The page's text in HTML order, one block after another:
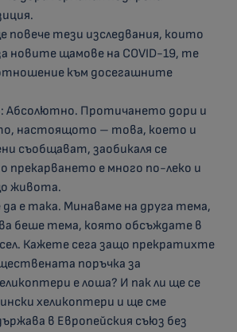
повече тези изследвания, които
новите щамове на COVID-19, те
към досегашните
: Абсолютно. Протичането дори и
настоящото – това, което и
съобщават, заобикаля се
прекарването е много по-леко и
живота.
да е така. Минаваме на друга тема,
беше тема, която обсъждате в
Кажете сега защо прекратихте
поръчка за
е лоша? И пак ли ще се
хеликоптери и ще сме
в Европейския съюз без